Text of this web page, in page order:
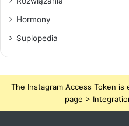
Hormony
Suplopedia
The Instagram Access Token
page >